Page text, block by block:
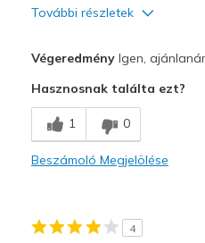
További részletek
Legjobb használat
Casual Wear
VégeredményIgen,
Hasznosnak találta ezt?
1 0
Beszámoló Megjelölése
4